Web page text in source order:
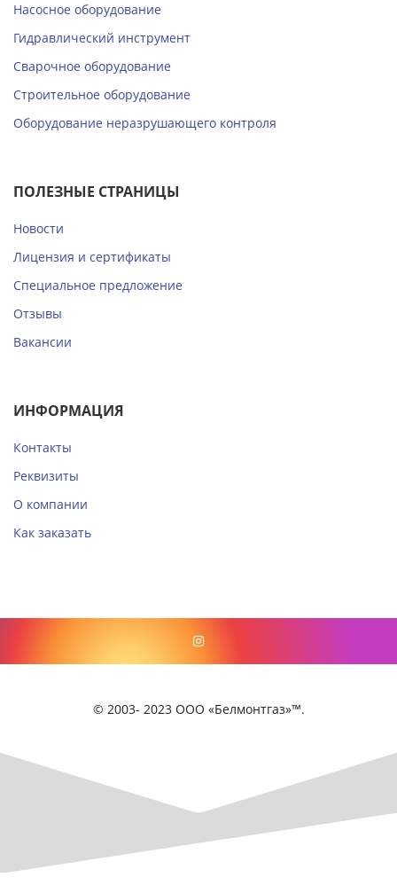
Насосное оборудование
Гидравлический инструмент
Сварочное оборудование
Строительное оборудование
Оборудование неразрушающего контроля
ПОЛЕЗНЫЕ СТРАНИЦЫ
Новости
Лицензия и сертификаты
Специальное предложение
Отзывы
Вакансии
ИНФОРМАЦИЯ
Контакты
Реквизиты
О компании
Как заказать
© 2003- 2023 ООО «Белмонтгаз»™.